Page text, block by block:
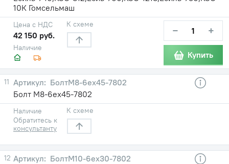
10К Гомсельмаш
Наличие
Цена с НДС
42 150 руб.
К схеме − +
Купить
11
БолтМ8-6ех45-7802
Болт М8-6ех45-7802
Наличие
Обратитесь к
консультанту
К схеме
12
БолтМ10-6ех30-7802